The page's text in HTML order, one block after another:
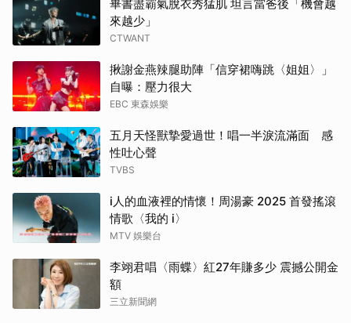
畢書盡霸氣脫衣秀猛肌 坦言當爸後「機會越
來越少」
CTWANT
揪謝金燕辣腿助陣「信穿裙嗨跳〈姐姐〉」
自曝：壓力很大
EBC 東森娛樂
五月天怪獸摯愛過世！唱一半淚流滿面 感
性吐心聲
TVBS
i人的血液裡的情懷！周湯豪 2025 首發搖滾
情歌〈我的 i〉
MTV 娛樂台
李翊君唱〈雨蝶〉紅27年賺多少 震撼公開金
額
三立新聞網